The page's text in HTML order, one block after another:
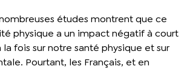
études montrent que ce
physique a un impact négatif à court
fois sur notre santé physique et sur
Pourtant, les Français, et en